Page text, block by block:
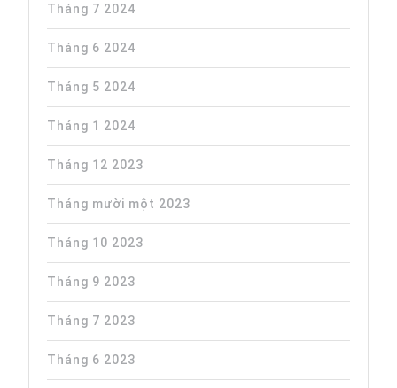
Tháng 7 2024
Tháng 6 2024
Tháng 5 2024
Tháng 1 2024
Tháng 12 2023
Tháng mười một 2023
Tháng 10 2023
Tháng 9 2023
Tháng 7 2023
Tháng 6 2023